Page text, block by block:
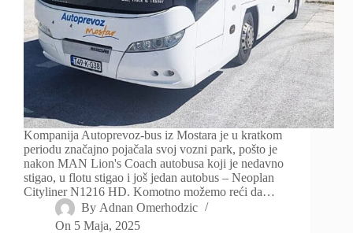
Kompanija Autoprevoz-bus iz Mostara je u kratkom
periodu značajno pojačala svoj vozni park, pošto je
nakon MAN Lion's Coach autobusa koji je nedavno
stigao, u flotu stigao i još jedan autobus – Neoplan
Cityliner N1216 HD. Komotno možemo reći da…
By Adnan Omerhodzic
On 5 Maja, 2025